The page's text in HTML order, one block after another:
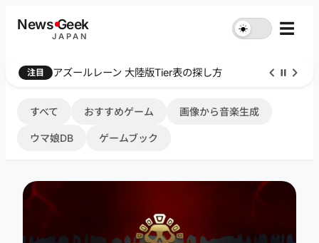
NewsGeek
JAPAN
☀︎ ☰
注目 Farthest Frontier 序盤攻略
すべて おすすめゲーム 画像から音楽生成
ウマ娘DB ゲームブック